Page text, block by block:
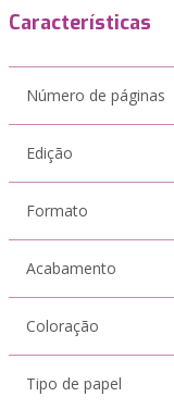
Características
Número de páginas
Edição
Formato
Acabamento
Coloração
Tipo de papel